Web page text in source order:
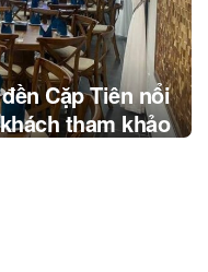
Cặp Tiên nổi
tham khảo